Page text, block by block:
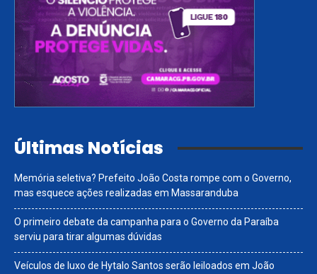
Últimas Notícias
Memória seletiva? Prefeito João Costa rompe com o Governo,
mas esquece ações realizadas em Massaranduba
O primeiro debate da campanha para o Governo da Paraíba
serviu para tirar algumas dúvidas
Veículos de luxo de Hytalo Santos serão leiloados em João